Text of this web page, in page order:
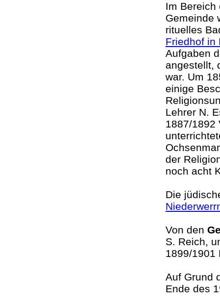
Im
Gemeinde
rituelles
Friedhof in
Aufgaben
angestellt,
war. Um
einige
Lehrer N.
1887/1892
der
noch acht
Die
Von den
S. Reich,
1899/
Auf Grund
Ende des